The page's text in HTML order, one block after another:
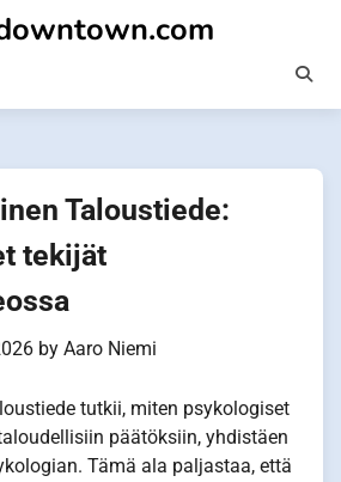
Taloustiede:
tekijät
by Aaro Niemi
tutkii, miten psykologiset
päätöksiin, yhdistäen
Tämä ala paljastaa, että